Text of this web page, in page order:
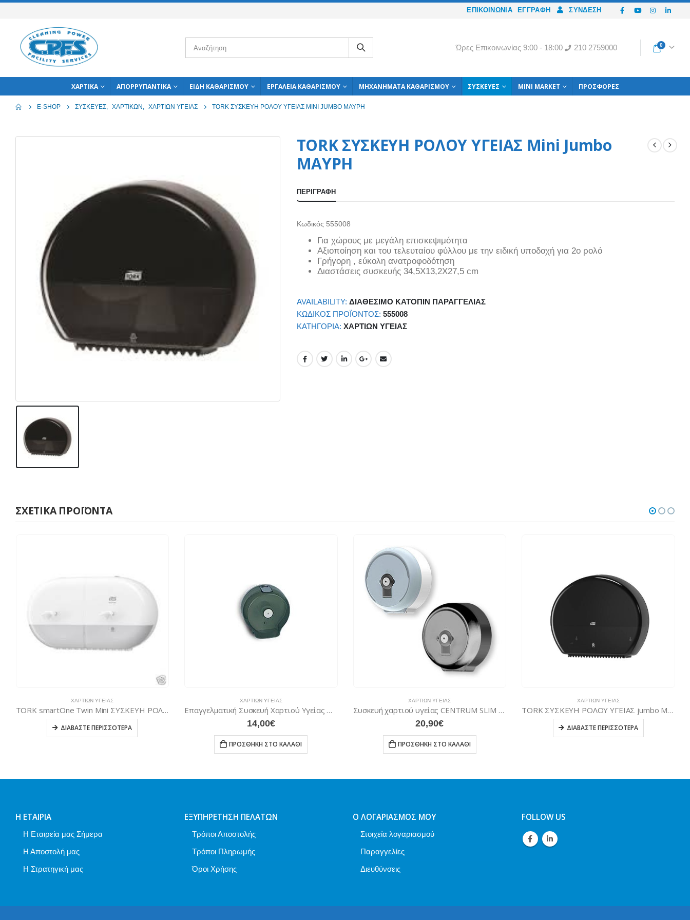
ΕΠΙΚΟΙΝΩΝΙΑ ΕΓΓΡΑΦΉ ΣΎΝΔΕΣΗ
Ώρες Eπικοινωνίας 9:00 - 18:00 210 2759000 0
ΧΑΡΤΙΚΆ ΑΠΟΡΡΥΠΑΝΤΙΚΆ ΕΊΔΗ ΚΑΘΑΡΙΣΜΟΎ ΕΡΓΑΛΕΊΑ ΚΑΘΑΡΙΣΜΟΎ ΜΗΧΑΝΉΜΑΤΑ ΚΑΘΑΡΙΣΜΟΎ ΣΥΣΚΕΥΈΣ MINI MARKET ΠΡΟΣΦΟΡΈΣ
E-SHOP ΣΥΣΚΕΥΈΣ, ΧΑΡΤΙΚΏΝ , ΧΑΡΤΙΏΝ ΥΓΕΊΑΣ TORK ΣΥΣΚΕΥΗ ΡΟΛΟΥ ΥΓΕΙΑΣ MINI JUMBO ΜΑΥΡΗ
TORK ΣΥΣΚΕΥΗ ΡΟΛΟΥ ΥΓΕΙΑΣ Mini Jumbo
ΜΑΥΡΗ
ΠΕΡΙΓΡΑΦΉ
Κωδικός 555008
Για χώρους με μεγάλη επισκεψιμότητα
Αξιοποίηση και του τελευταίου φύλλου με την ειδική υποδοχή για 2ο ρολό
Γρήγορη , εύκολη ανατροφοδότηση
Διαστάσεις συσκευής 34,5Χ13,2Χ27,5 cm
AVAILABILITY: ΔΙΑΘΈΣΙΜΟ ΚΑΤΌΠΙΝ ΠΑΡΑΓΓΕΛΊΑΣ
ΚΩΔΙΚΌΣ ΠΡΟΪΌΝΤΟΣ: 555008
ΚΑΤΗΓΟΡΊΑ: ΧΑΡΤΙΏΝ ΥΓΕΊΑΣ
ΣΧΕΤΙΚΆ ΠΡΟΪΌΝΤΑ
ΧΑΡΤΙΏΝ ΥΓΕΊΑΣ
Επαγγελματική Συσκευή Χαρτιού Υγείας Πλαστική
14,00€
ΧΑΡΤΙΏΝ ΥΓΕΊΑΣ
Συσκευή χαρτιού υγείας CENTRUM SLIM LINE ρυθμιζόμενη
20,90€
ΠΡΟΣΘΉΚΗ ΣΤΟ ΚΑΛΆΘΙ
ΧΑΡΤΙΏΝ ΥΓΕΊΑΣ
TORK ΣΥΣΚΕΥΗ ΡΟΛΟΥ ΥΓΕΙΑΣ jumbo ΜΑΥΡΗ
ΔΙΑΒΆΣΤΕ ΠΕΡΙΣΣΌΤΕΡΑ
ΧΑΡΤΙΏΝ ΥΓΕΊΑΣ
ΣΥΣΚΕΥΗ ΧΑΡΤΙΟΥ ΥΓΕΙΑΣ φύλλο-φύλλο (λευκή)
13,00€
Η ΕΤΑΙΡΊΑ
Η Εταιρεία μας Σήμερα
Η Αποστολή μας
Η Στρατηγική μας
ΕΞΥΠΗΡΈΤΗΣΗ ΠΕΛΑΤΏΝ
Τρόποι Αποστολής
Τρόποι Πληρωμής
Όροι Χρήσης
Ο ΛΟΓΑΡΙΑΣΜΌΣ ΜΟΥ
Στοιχεία λογαριασμού
Παραγγελίες
Διευθύνσεις
FOLLOW US